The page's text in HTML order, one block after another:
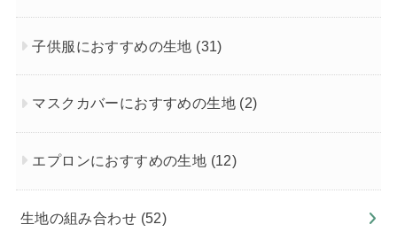
子供服におすすめの生地 (31)
マスクカバーにおすすめの生地 (2)
エプロンにおすすめの生地 (12)
生地の組み合わせ (52)